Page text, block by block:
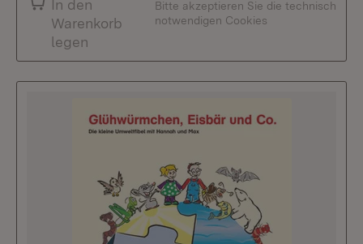
In den
Warenkorb
legen
Bitte akzeptieren Sie die technisch
notwendigen Cookies